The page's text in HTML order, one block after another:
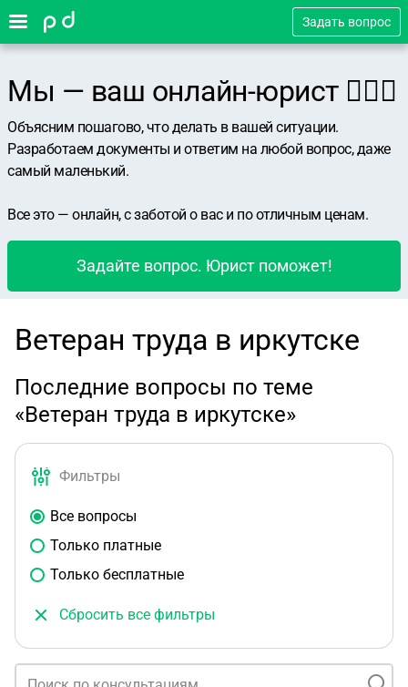
Задать вопрос
Мы — ваш онлайн-юрист 👨🏻‍⚖️
Объясним пошагово, что делать в вашей ситуации.
Разработаем документы и ответим на любой вопрос, даже
самый маленький.
Все это — онлайн, с заботой о вас и по отличным ценам.
Задайте вопрос. Юрист поможет!
Ветеран труда в иркутске
Последние вопросы по теме
«Ветеран труда в иркутске»
Фильтры
Все вопросы
Только платные
Только бесплатные
Сбросить все фильтры